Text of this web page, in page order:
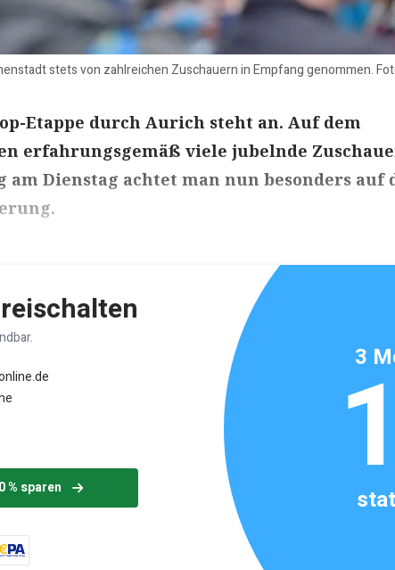
stets von zahlreichen Zuschauern in Empfang genommen.
Etappe durch Aurich steht an. Auf dem
erfahrungsgemäß viele jubelnde
am Dienstag achtet man nun besonders auf
% sparen
3